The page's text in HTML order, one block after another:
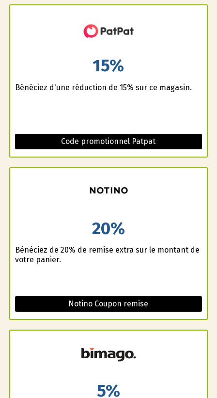
15%
Bénéficiez d'une réduction de 15% sur ce magasin.
Code promotionnel Patpat
20%
Bénéficiez de 20% de remise extra sur le montant de
votre panier.
Notino Coupon remise
5%